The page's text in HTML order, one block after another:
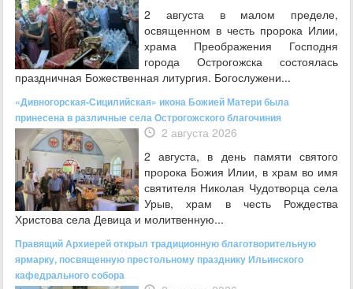
2 августа в малом пределе,
освященном в честь пророка Илии,
храма Преображения Господня
города Острогожска состоялась
праздничная Божественная литургия. Богослужени...
«Дивногорская-Сицилийская» икона Божией Матери была
принесена в различные села Острогожского благочиния
2 августа 2026
2 августа, в день памяти святого
пророка Божия Илии, в храм во имя
святителя Николая Чудотворца села
Урыв, храм в честь Рождества
Христова села Девица и молитвенную...
Правящий Архиерей открыл традиционную благотворительную
ярмарку, посвященную престольному празднику Ильинского
кафедрального собора